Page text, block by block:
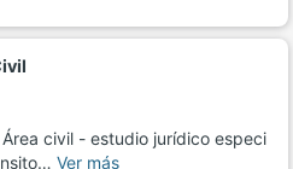
civil - estudio jurídico especi
Ver más